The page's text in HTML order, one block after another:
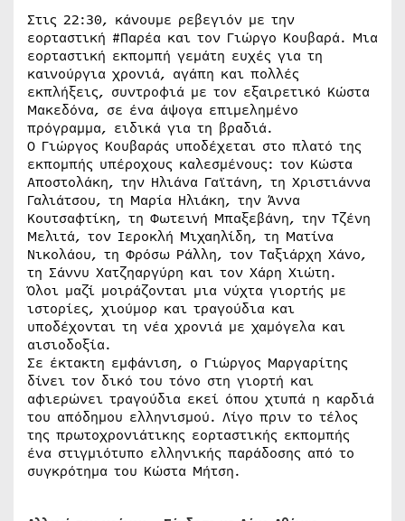
Στις 22:30, κάνουμε ρεβεγιόν με την
εορταστική #Παρέα και τον Γιώργο Κουβαρά. Μια
εορταστική εκπομπή γεμάτη ευχές για τη
καινούργια χρονιά, αγάπη και πολλές
εκπλήξεις, συντροφιά με τον εξαιρετικό Κώστα
Μακεδόνα, σε ένα άψογα επιμελημένο
πρόγραμμα, ειδικά για τη βραδιά.
Ο Γιώργος Κουβαράς υποδέχεται στο πλατό της
εκπομπής υπέροχους καλεσμένους: τον Κώστα
Αποστολάκη, την Ηλιάνα Γαϊτάνη, τη Χριστιάννα
Γαλιάτσου, τη Μαρία Ηλιάκη, την Άννα
Κουτσαφτίκη, τη Φωτεινή Μπαξεβάνη, την Τζένη
Μελιτά, τον Ιεροκλή Μιχαηλίδη, τη Ματίνα
Νικολάου, τη Φρόσω Ράλλη, τον Ταξιάρχη Χάνο,
τη Σάννυ Χατζηαργύρη και τον Χάρη Χιώτη.
Όλοι μαζί μοιράζονται μια νύχτα γιορτής με
ιστορίες, χιούμορ και τραγούδια και
υποδέχονται τη νέα χρονιά με χαμόγελα και
αισιοδοξία.
Σε έκτακτη εμφάνιση, ο Γιώργος Μαργαρίτης
δίνει τον δικό του τόνο στη γιορτή και
αφιερώνει τραγούδια εκεί όπου χτυπά η καρδιά
του απόδημου ελληνισμού. Λίγο πριν το τέλος
της πρωτοχρονιάτικης εορταστικής εκπομπής
ένα στιγμιότυπο ελληνικής παράδοσης από το
συγκρότημα του Κώστα Μήτση.